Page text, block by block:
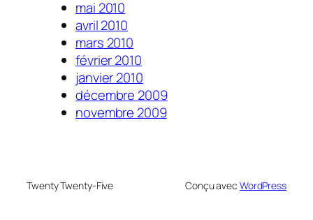
mai 2010
avril 2010
mars 2010
février 2010
janvier 2010
décembre 2009
novembre 2009
Twenty Twenty-Five Conçu avec WordPress